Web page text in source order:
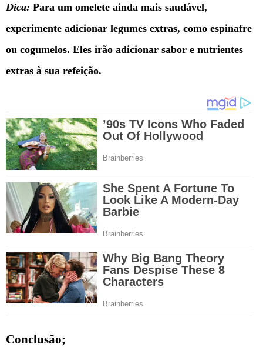
Dica: Para um omelete ainda mais saudável,
experimente adicionar legumes extras, como espinafre
ou cogumelos. Eles irão adicionar sabor e nutrientes
extras à sua refeição.
Conclusão;